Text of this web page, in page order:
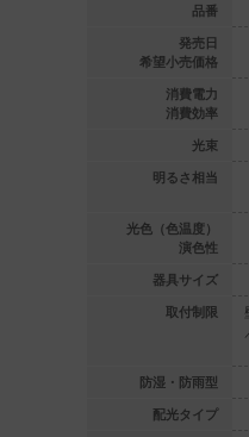
品番
発売日
希望小売価格
消費電力
消費効率
光束
明るさ相当
光色（色温度）
演色性
器具サイズ
取付制限
防湿・防雨型
配光タイプ
円(税抜)
6.6
106
110Vダイクール電球100形1灯
昼白色（5000K）
φ45
壁面・天井面・据置取付専用
対応なし
集光タイプ